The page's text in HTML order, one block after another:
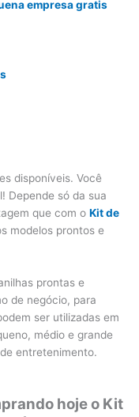
empresa gratis
disponíveis. Você
Depende só da sua
que com o Kit de
modelos prontos e
prontas e
de negócio, para
ser utilizadas em
médio e grande
entretenimento.
hoje o Kit